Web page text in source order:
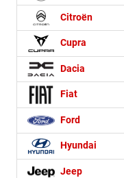
Citroën
Cupra
Dacia
Fiat
Ford
Hyundai
Jeep